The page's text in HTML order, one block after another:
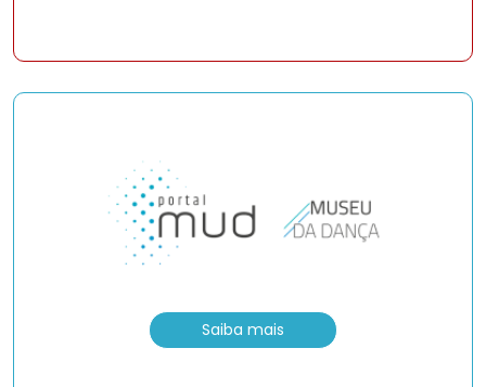
Saiba mais